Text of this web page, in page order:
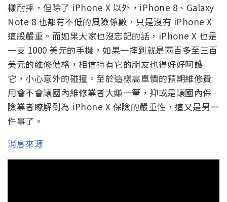
樣耐摔，但除了 iPhone X 以外，iPhone 8、Galaxy
Note 8 也都有不低的風險係數，只是沒有 iPhone X
這般嚴重。而如果大家也沒忘記的話，iPhone X 也是
一支 1000 美元的手機，如果一摔到就是兩百多至三百
美元的維修價格，相信持有它的朋友也得好好呵護
它，小心意外的碰撞。至於這樣高單價的預期維修費
用會不會讓國內維修業者大賺一筆，抑或是讓國內保
險業者瞭解到為 iPhone X 保險的嚴重性，這又是另一
件事了。
消息來源